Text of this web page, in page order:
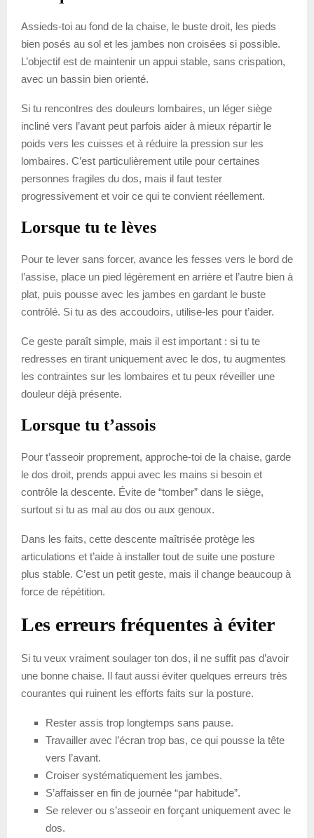
Assieds-toi au fond de la chaise, le buste droit, les pieds
bien posés au sol et les jambes non croisées si possible.
L’objectif est de maintenir un appui stable, sans crispation,
avec un bassin bien orienté.
Si tu rencontres des douleurs lombaires, un léger siège
incliné vers l’avant peut parfois aider à mieux répartir le
poids vers les cuisses et à réduire la pression sur les
lombaires. C’est particulièrement utile pour certaines
personnes fragiles du dos, mais il faut tester
progressivement et voir ce qui te convient réellement.
Lorsque tu te lèves
Pour te lever sans forcer, avance les fesses vers le bord de
l’assise, place un pied légèrement en arrière et l’autre bien à
plat, puis pousse avec les jambes en gardant le buste
contrôlé. Si tu as des accoudoirs, utilise-les pour t’aider.
Ce geste paraît simple, mais il est important : si tu te
redresses en tirant uniquement avec le dos, tu augmentes
les contraintes sur les lombaires et tu peux réveiller une
douleur déjà présente.
Lorsque tu t’assois
Pour t’asseoir proprement, approche-toi de la chaise, garde
le dos droit, prends appui avec les mains si besoin et
contrôle la descente. Évite de “tomber” dans le siège,
surtout si tu as mal au dos ou aux genoux.
Dans les faits, cette descente maîtrisée protège les
articulations et t’aide à installer tout de suite une posture
plus stable. C’est un petit geste, mais il change beaucoup à
force de répétition.
Les erreurs fréquentes à éviter
Si tu veux vraiment soulager ton dos, il ne suffit pas d’avoir
une bonne chaise. Il faut aussi éviter quelques erreurs très
courantes qui ruinent les efforts faits sur la posture.
Rester assis trop longtemps sans pause.
Travailler avec l’écran trop bas, ce qui pousse la tête
vers l’avant.
Croiser systématiquement les jambes.
S’affaisser en fin de journée “par habitude”.
Se relever ou s’asseoir en forçant uniquement avec le
dos.